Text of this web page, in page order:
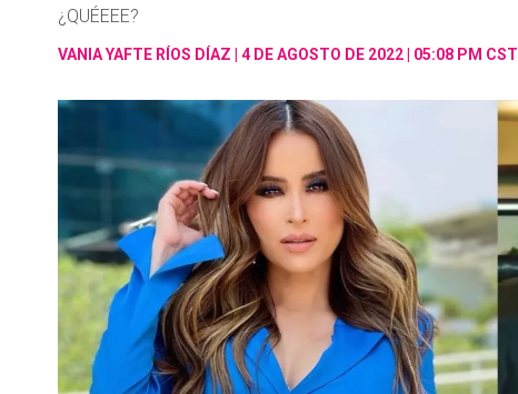
¿QUÉEEE?
VANIA YAFTE RÍOS DÍAZ 4 DE AGOSTO DE 2022 | 05:08 PM CST